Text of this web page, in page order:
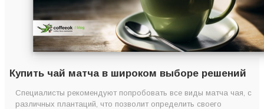
Купить чай матча в широком выборе решений
Специалисты рекомендуют попробовать все виды матча чая, с
различных плантаций, что позволит определить своего